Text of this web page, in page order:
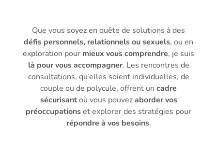
Que vous soyez en quête de solutions à des
défis personnels, relationnels ou sexuels, ou en
exploration pour mieux vous comprendre, je suis
là pour vous accompagner. Les rencontres de
consultations, qu’elles soient individuelles, de
couple ou de polycule, offrent un cadre
sécurisantoù vous pouvezaborder vos
préoccupationset explorer des stratégies pour
répondre à vos besoins.